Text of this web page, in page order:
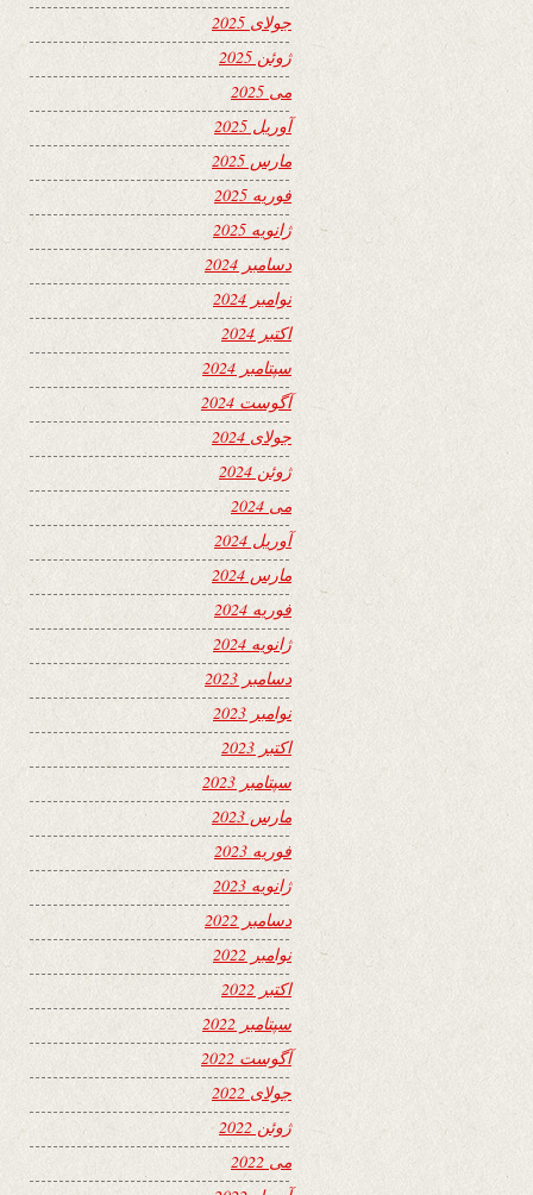
جولای 2025
ژوئن 2025
می 2025
آوریل 2025
مارس 2025
فوریه 2025
ژانویه 2025
دسامبر 2024
نوامبر 2024
اکتبر 2024
سپتامبر 2024
آگوست 2024
جولای 2024
ژوئن 2024
می 2024
آوریل 2024
مارس 2024
فوریه 2024
ژانویه 2024
دسامبر 2023
نوامبر 2023
اکتبر 2023
سپتامبر 2023
مارس 2023
فوریه 2023
ژانویه 2023
دسامبر 2022
نوامبر 2022
اکتبر 2022
سپتامبر 2022
آگوست 2022
جولای 2022
ژوئن 2022
می 2022